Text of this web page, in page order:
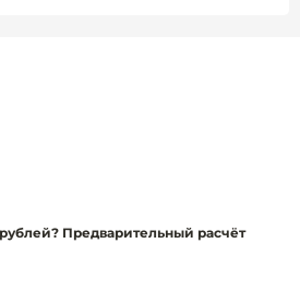
Предварительный расчёт